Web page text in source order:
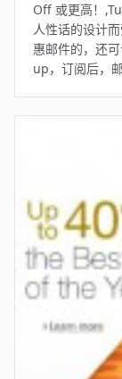
Off 或更高！
人性话的设计
惠邮件的，还
up，订阅后，